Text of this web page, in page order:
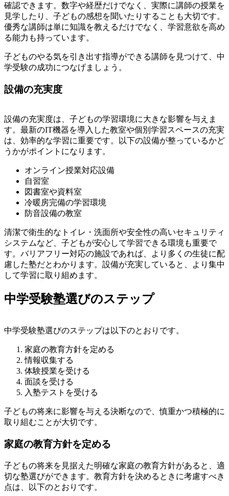
確認できます。数字や経歴だけでなく、実際に講師の授業を
見学したり、子どもの感想を聞いたりすることも大切です。
優秀な講師は単に知識を教えるだけでなく、学習意欲を高め
る能力も持っています。
子どものやる気を引き出す指導ができる講師を見つけて、中
学受験の成功につなげましょう。
設備の充実度
設備の充実度は、子どもの学習環境に大きな影響を与えま
す。最新のIT機器を導入した教室や個別学習スペースの充実
は、効率的な学習に重要です。以下の設備が整っているかど
うかがポイントになります。
オンライン授業対応設備
自習室
図書室や資料室
冷暖房完備の学習環境
防音設備の教室
清潔で衛生的なトイレ・洗面所や安全性の高いセキュリティ
システムなど、子どもが安心して学習できる環境も重要で
す。バリアフリー対応の施設であれば、より多くの生徒に配
慮した塾だとわかります。設備が充実していると、より集中
して学習に取り組めます。
中学受験塾選びのステップ
中学受験塾選びのステップは以下のとおりです。
家庭の教育方針を定める
情報収集する
体験授業を受ける
面談を受ける
入塾テストを受ける
子どもの将来に影響を与える決断なので、慎重かつ積極的に
取り組むことが大切です。
家庭の教育方針を定める
子どもの将来を見据えた明確な家庭の教育方針があると、適
切な塾選びができます。教育方針を決めるときに考慮すべき
点は、以下のとおりです。